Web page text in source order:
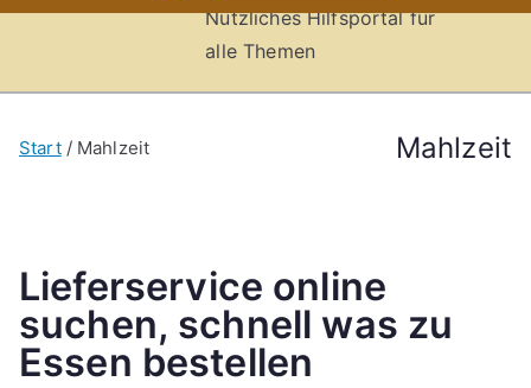
Nützliches Hilfsportal für
alle Themen
Mahlzeit
Start Mahlzeit
Lieferservice online
suchen, schnell was zu
Essen bestellen